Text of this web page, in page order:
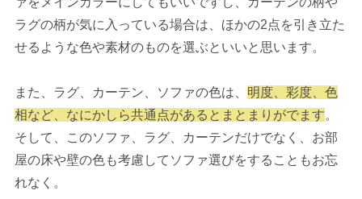
ラグの柄が気に入っている場合は、ほかの2点を引き立た
せるような色や素材のものを選ぶといいと思います。
また、ラグ、カーテン、ソファの色は、 明度、彩度、色
相など、なにかしら共通点があるとまとまりがでます。
そして、このソファ、ラグ、カーテンだけでなく、お部
屋の床や壁の色も考慮してソファ選びをすることもお忘
れなく。